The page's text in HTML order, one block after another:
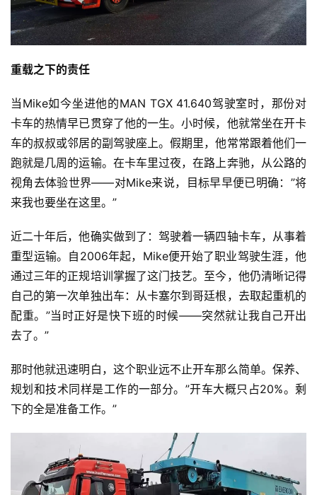
重载之下的责任
当Mike如今坐进他的MAN TGX 41.640驾驶室时，那份对
卡车的热情早已贯穿了他的一生。小时候，他就常坐在开卡
车的叔叔或邻居的副驾驶座上。假期里，他常常跟着他们一
跑就是几周的运输。在卡车里过夜，在路上奔驰，从公路的
视角去体验世界——对Mike来说，目标早早便已明确：”将
来我也要坐在这里。”
近二十年后，他确实做到了：驾驶着一辆四轴卡车，从事着
重型运输。自2006年起，Mike便开始了职业驾驶生涯，他
通过三年的正规培训掌握了这门技艺。至今，他仍清晰记得
自己的第一次单独出车：从卡塞尔到哥廷根，去取起重机的
配重。”当时正好是快下班的时候——突然就让我自己开出
去了。”
那时他就迅速明白，这个职业远不止开车那么简单。保养、
规划和技术同样是工作的一部分。”开车大概只占20%。剩
下的全是准备工作。”